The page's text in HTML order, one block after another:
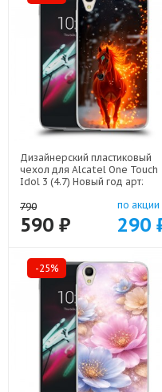
Дизайнерский пластиковый
чехол для Alcatel One Touch
Idol 3 (4.7) Новый год арт:
790
590 ₽
по акции
290
-25%